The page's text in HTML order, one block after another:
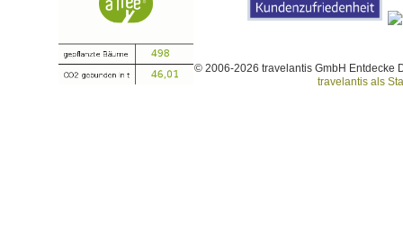
© 2006-2026 travelantis GmbH Entdecke
travelantis als